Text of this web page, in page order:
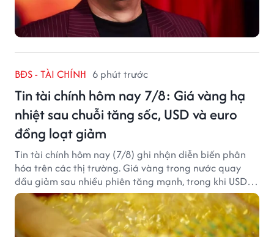
BĐS - TÀI CHÍNH 6 phút trước
Tin tài chính hôm nay 7/8: Giá vàng hạ
nhiệt sau chuỗi tăng sốc, USD và euro
đồng loạt giảm
Tin tài chính hôm nay (7/8) ghi nhận diễn biến phân
hóa trên các thị trường. Giá vàng trong nước quay
đầu giảm sau nhiều phiên tăng mạnh, trong khi USD
tại ngân hàng tiếp tục suy yếu dù tỷ giá trung tâm lập
đỉnh mới.